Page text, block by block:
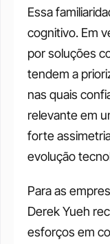
Essa
cognitivo. Em
por soluções
tendem a
nas quais
relevante em
forte
evolução
Para as
Derek Yueh
esforços em